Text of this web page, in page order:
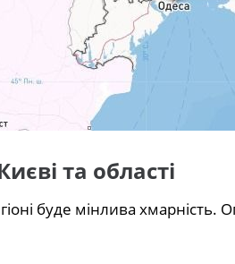
та області
буде мінлива хмарність.